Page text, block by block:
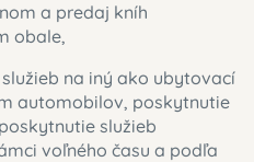
a predaj kníh
obale,
na iný ako ubytovací
automobilov, poskytnutie
služieb
voľného času a podľa